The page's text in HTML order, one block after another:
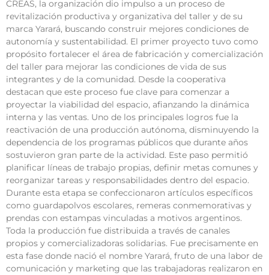
CREAS, la organización dio impulso a un proceso de
revitalización productiva y organizativa del taller y de su
marca Yarará, buscando construir mejores condiciones de
autonomía y sustentabilidad. El primer proyecto tuvo como
propósito fortalecer el área de fabricación y comercialización
del taller para mejorar las condiciones de vida de sus
integrantes y de la comunidad. Desde la cooperativa
destacan que este proceso fue clave para comenzar a
proyectar la viabilidad del espacio, afianzando la dinámica
interna y las ventas. Uno de los principales logros fue la
reactivación de una producción autónoma, disminuyendo la
dependencia de los programas públicos que durante años
sostuvieron gran parte de la actividad. Este paso permitió
planificar líneas de trabajo propias, definir metas comunes y
reorganizar tareas y responsabilidades dentro del espacio.
Durante esta etapa se confeccionaron artículos específicos
como guardapolvos escolares, remeras conmemorativas y
prendas con estampas vinculadas a motivos argentinos.
Toda la producción fue distribuida a través de canales
propios y comercializadoras solidarias. Fue precisamente en
esta fase donde nació el nombre Yarará, fruto de una labor de
comunicación y marketing que las trabajadoras realizaron en